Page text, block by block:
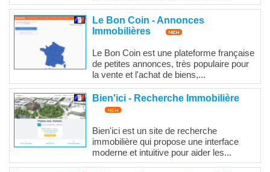
Le Bon Coin - Annonces
Immobilières
Le Bon Coin est une plateforme française
de petites annonces, très populaire pour
la vente et l'achat de biens,...
Bien'ici - Recherche Immobilière
Bien'ici est un site de recherche
immobilière qui propose une interface
moderne et intuitive pour aider les...